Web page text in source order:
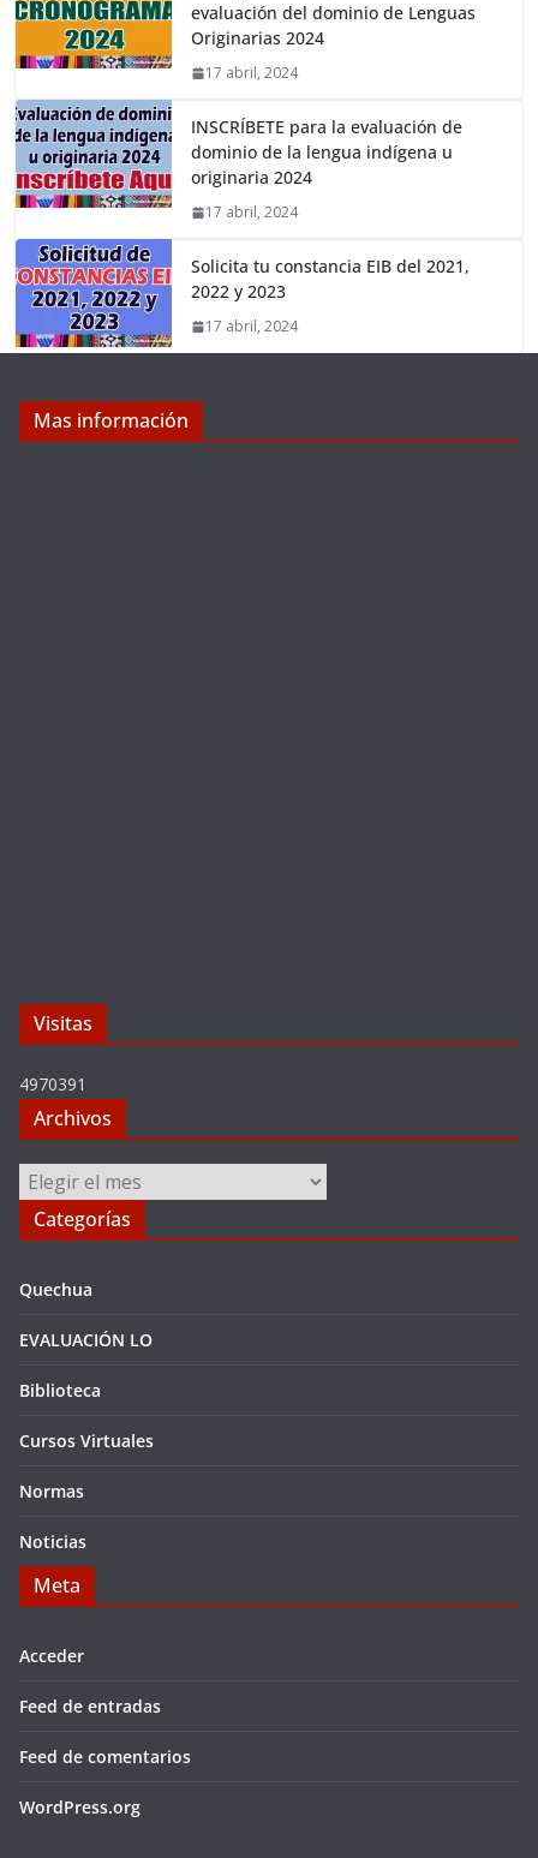
evaluación del dominio de Lenguas
Originarias 2024
17 abril, 2024
INSCRÍBETE para la evaluación de
dominio de la lengua indígena u
originaria 2024
17 abril, 2024
Solicita tu constancia EIB del 2021,
2022 y 2023
17 abril, 2024
Mas información
Visitas
4970391
Archivos
Archivos
Categorías
Quechua
EVALUACIÓN LO
Biblioteca
Cursos Virtuales
Normas
Noticias
Meta
Acceder
Feed de entradas
Feed de comentarios
WordPress.org